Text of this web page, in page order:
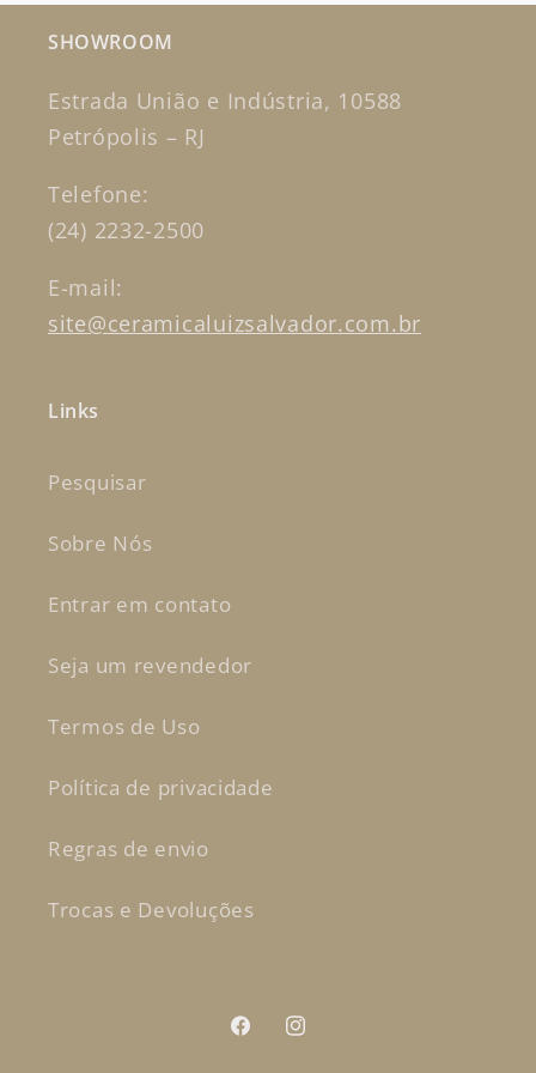
SHOWROOM
Estrada União e Indústria, 10588
Petrópolis – RJ
Telefone:
(24) 2232-2500
E-mail:
site@ceramicaluizsalvador.com.br
Links
Pesquisar
Sobre Nós
Entrar em contato
Seja um revendedor
Termos de Uso
Política de privacidade
Regras de envio
Trocas e Devoluções
FacebookInstagram